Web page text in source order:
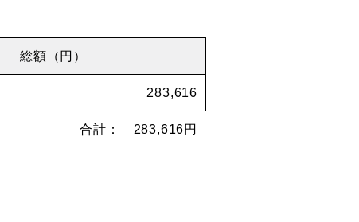
総額（円）
283,616
合計： 283,616円